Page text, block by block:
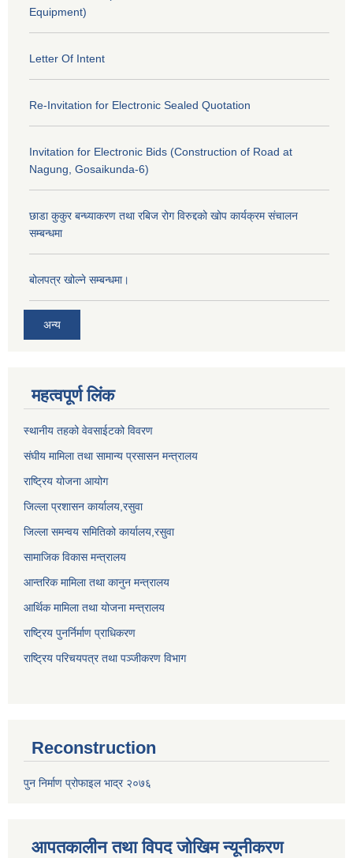
Equipment)
Letter Of Intent
Re-Invitation for Electronic Sealed Quotation
Invitation for Electronic Bids (Construction of Road at
Nagung, Gosaikunda-6)
छाडा कुकुर बन्ध्याकरण तथा रबिज रोग विरुद्दको खोप कार्यक्रम संचालन
सम्बन्धमा
बोलपत्र खोल्ने सम्बन्धमा।
अन्य
महत्वपूर्ण लिंक
स्थानीय तहको वेवसाईटको विवरण
संघीय मामिला तथा सामान्य प्रसासन मन्त्रालय
राष्ट्रिय योजना आयोग
जिल्ला प्रशासन कार्यालय, रसुवा
जिल्ला समन्वय समितिको कार्यालय, रसुवा
सामाजिक विकास मन्त्रालय
आन्तरिक मामिला तथा कानुन मन्त्रालय
आर्थिक मामिला तथा योजना मन्त्रालय
राष्ट्रिय पुनर्निर्माण प्राधिकरण
राष्ट्रिय परिचयपत्र तथा पञ्जीकरण विभाग
Reconstruction
पुन निर्माण प्रोफाइल भाद्र २०७६
आपतकालीन तथा विपद जोखिम न्यूनीकरण